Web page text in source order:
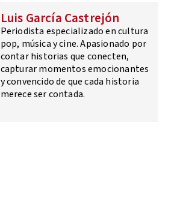
Luis García Castrejón
Periodista especializado en cultura
pop, música y cine. Apasionado por
contar historias que conecten,
capturar momentos emocionantes
y convencido de que cada historia
merece ser contada.